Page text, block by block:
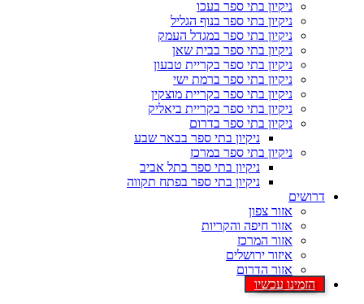
ניקיון בתי ספר בעכו
ניקיון בתי ספר בנוף הגליל
ניקיון בתי ספר במגדל העמק
ניקיון בתי ספר בבית שאן
ניקיון בתי ספר בקריית טבעון
ניקיון בתי ספר ברמת ישי
ניקיון בתי ספר בקריית מוצקין
ניקיון בתי ספר בקריית ביאליק
ניקיון בתי ספר בדרום
ניקיון בתי ספר בבאר שבע
ניקיון בתי ספר במרכז
ניקיון בתי ספר בתל אביב
ניקיון בתי ספר בפתח תקווה
דרושים
אזור צפון
אזור חיפה והקריות
אזור המרכז
איזור ירושלים
אזור הדרום
הזמינו עכשיו